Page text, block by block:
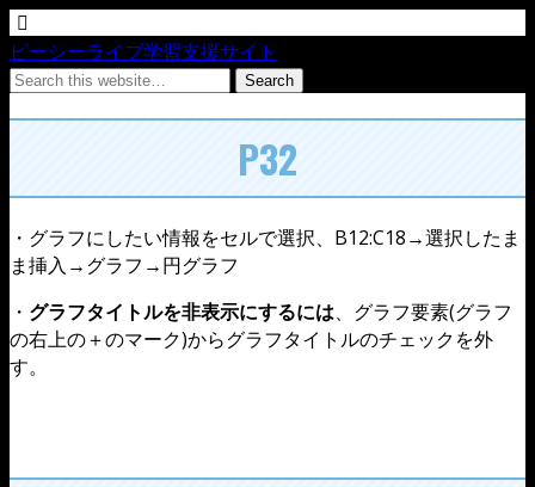
ピーシーライブ学習支援サイト
P32
・グラフにしたい情報をセルで選択、B12:C18→選択したま
ま挿入→グラフ→円グラフ
・ グラフタイトルを非表示にするには、グラフ要素(グラフ
の右上の＋のマーク)からグラフタイトルのチェックを外
す。